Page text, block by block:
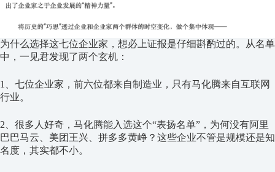
为什么选择这七位企业家，想必上证报是仔细斟酌过的。从名单
中，一见君发现了两个玄机：
1、七位企业家，前六位都来自制造业，只有马化腾来自互联网
行业。
2、很多人好奇，马化腾能入选这个“表扬名单”，为何没有阿里
巴巴马云、美团王兴、拼多多黄峥？这些企业不管是规模还是知
名度，其实都不小。